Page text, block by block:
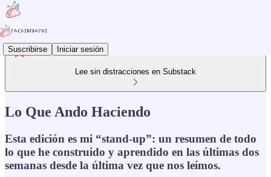
Suscribirse Iniciar sesión
Lee sin distracciones en Substack
Lo Que Ando Haciendo
Esta edición es mi “stand-up”: un resumen de todo
lo que he construido y aprendido en las últimas dos
semanas desde la última vez que nos leímos.